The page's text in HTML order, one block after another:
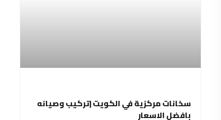
سخانات مركزية في الكويت |تركيب وصيانه
بافضل الاسعار